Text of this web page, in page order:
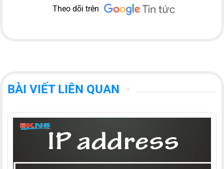
Theo dõi trên
BÀI VIẾT LIÊN QUAN